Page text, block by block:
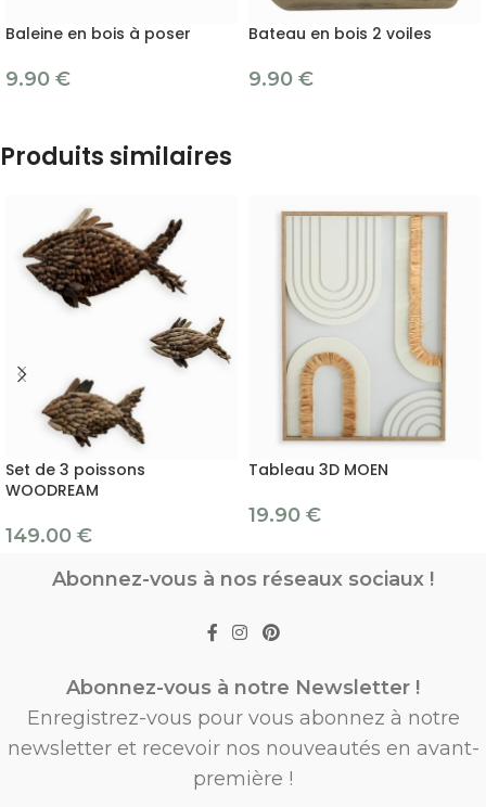
Baleine en bois à poser
9.90 €
Bateau en bois 2 voiles
9.90 €
Produits similaires
Set de 3 poissons
WOODREAM
149.00 €
Tableau 3D MOEN
19.90 €
Abonnez-vous à nos réseaux sociaux !
Abonnez-vous à notre Newsletter !
Enregistrez-vous pour vous abonnez à notre
newsletter et recevoir nos nouveautés en avant-
première !